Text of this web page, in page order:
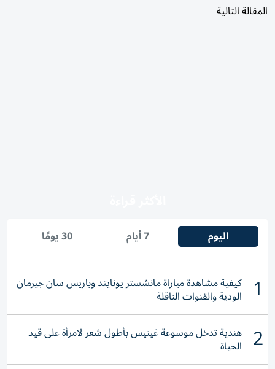
المقالة التالية
اليوم 7 أيام 30 يومًا
1 كيفية مشاهدة مباراة مانشستر يونايتد وباريس سان جيرمان
الودية والقنوات الناقلة
2 هندية تدخل موسوعة غينيس بأطول شعر لامرأة على قيد
الحياة